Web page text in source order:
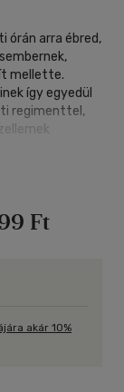
órán arra ébred,
mellette.
így egyedül
regimenttel,
fel van
pedig csak
Ft
akár 10%